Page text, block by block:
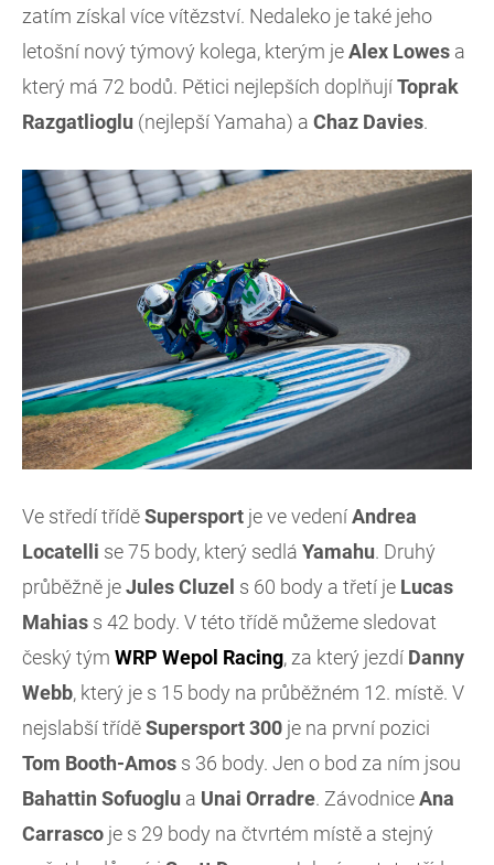
zatím získal více vítězství. Nedaleko je také jeho
letošní nový týmový kolega, kterým jeAlex Lowes a
který má 72 bodů. Pětici nejlepších doplňujíToprak
Razgatlioglu (nejlepší Yamaha) a Chaz Davies.
Ve středí tříděSupersport je ve vedeníAndrea
Locatelli se 75 body, který sedlá Yamahu. Druhý
průběžně jeJules Cluzel s 60 body a třetí je Lucas
Mahias s 42 body. V této třídě můžeme sledovat
český tým WRP Wepol Racing, za který jezdí Danny
Webb, který je s 15 body na průběžném 12. místě. V
nejslabší tříděSupersport 300 je na první pozici
Tom Booth-Amos s 36 body. Jen o bod za ním jsou
Bahattin Sofuoglu a Unai Orradre. ZávodniceAna
Carrasco je s 29 body na čtvrtém místě a stejný